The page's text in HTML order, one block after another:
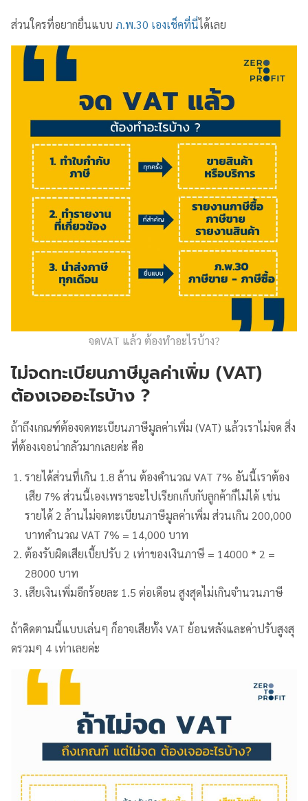
ส่วนใครที่อยากยื่นแบบ ภ.พ.30 เองเช็คที่นี่ได้เลย
จดVAT แล้ว ต้องทำอะไรบ้าง?
ไม่จดทะเบียนภาษีมูลค่าเพิ่ม (VAT)
ต้องเจออะไรบ้าง ?
ถ้าถึงเกณฑ์ต้องจดทะเบียนภาษีมูลค่าเพิ่ม (VAT) แล้วเราไม่จด สิ่ง
ที่ต้องเจอน่ากลัวมากเลยค่ะ คือ
รายได้ส่วนที่เกิน 1.8 ล้าน ต้องคำนวณ VAT 7% อันนี้เราต้อง
เสีย 7% ส่วนนี้เองเพราะจะไปเรียกเก็บกับลูกค้าก็ไม่ได้ เช่น
รายได้ 2 ล้านไม่จดทะเบียนภาษีมูลค่าเพิ่ม ส่วนเกิน 200,000
บาทคำนวณ VAT 7% = 14,000 บาท
ต้องรับผิดเสียเบี้ยปรับ 2 เท่าของเงินภาษี = 14000 * 2 =
28000 บาท
เสียเงินเพิ่มอีกร้อยละ 1.5 ต่อเดือน สูงสุดไม่เกินจำนวนภาษี
ถ้าคิดตามนี้แบบเล่นๆ ก็อาจเสียทั้ง VAT ย้อนหลังและค่าปรับสูงสุ
ดรวมๆ 4 เท่าเลยค่ะ